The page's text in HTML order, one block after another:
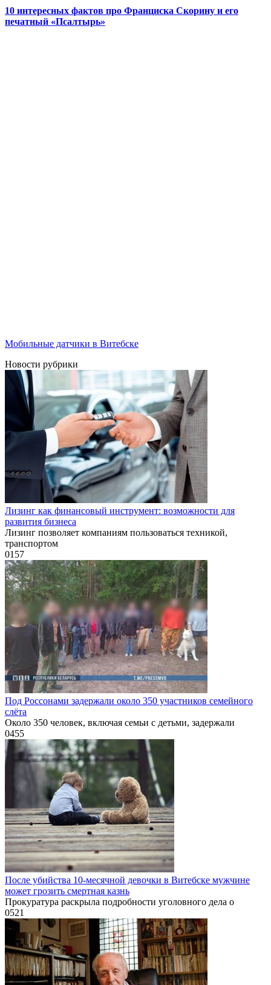
10 интересных фактов про Франциска Скорину и его
печатный «Псалтырь»
Мобильные датчики в Витебске
Новости рубрики
Лизинг как финансовый инструмент: возможности для
развития бизнеса
Лизинг позволяет компаниям пользоваться техникой,
транспортом
0157
Под Россонами задержали около 350 участников семейного
слёта
Около 350 человек, включая семьи с детьми, задержали
0455
После убийства 10-месячной девочки в Витебске мужчине
может грозить смертная казнь
Прокуратура раскрыла подробности уголовного дела о
0521